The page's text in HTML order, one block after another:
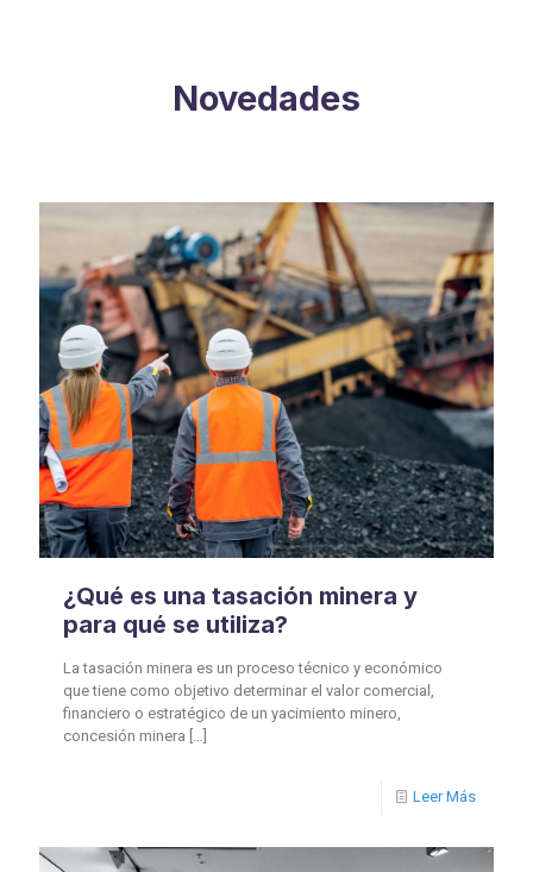
Novedades
¿Qué es una tasación minera y
para qué se utiliza?
La tasación minera es un proceso técnico y económico
que tiene como objetivo determinar el valor comercial,
financiero o estratégico de un yacimiento minero,
concesión minera […]
Leer Más